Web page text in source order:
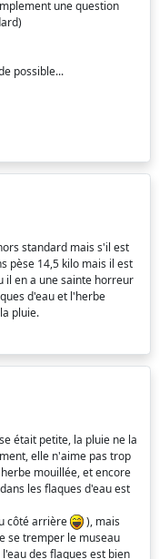
une question
possible...
standard mais s'il est
pèse 14,5 kilo mais il est
il en a une sainte horreur
d'eau et l'herbe
pluie.
était petite, la pluie ne la
elle n'aime pas trop
mouillée, et encore
les flaques d'eau est
côté arrière
), mais
se tremper le museau
des flaques est bien